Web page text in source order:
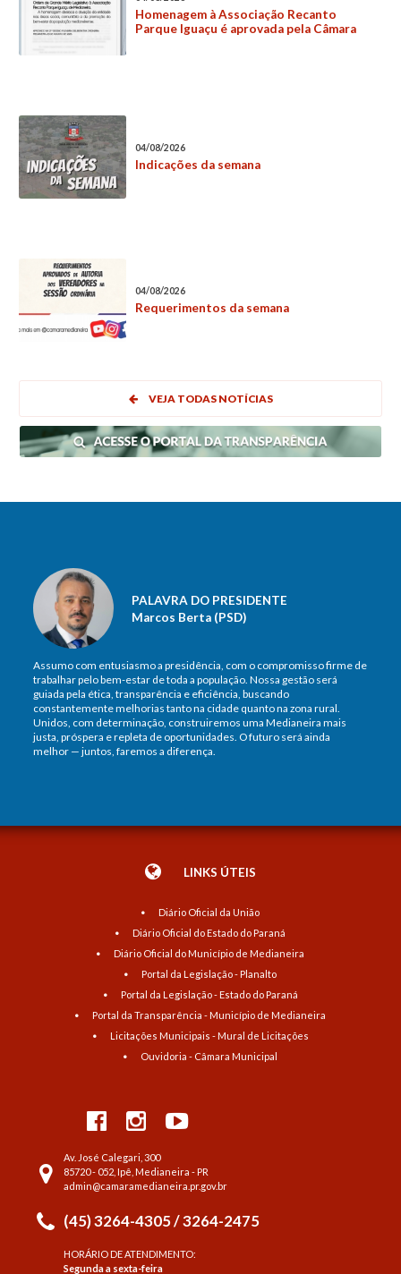
Homenagem à Associação Recanto
Parque Iguaçu é aprovada pela Câmara
04/08/2026
Indicações da semana
04/08/2026
Requerimentos da semana
VEJA TODAS NOTÍCIAS
PALAVRA DO PRESIDENTE
Marcos Berta (PSD)
Assumo com entusiasmo a presidência, com o compromisso firme de
trabalhar pelo bem-estar de toda a população. Nossa gestão será
guiada pela ética, transparência e eficiência, buscando
constantemente melhorias tanto na cidade quanto na zona rural.
Unidos, com determinação, construiremos uma Medianeira mais
justa, próspera e repleta de oportunidades. O futuro será ainda
melhor — juntos, faremos a diferença.
LINKS ÚTEIS
Diário Oficial da União
Diário Oficial do Estado do Paraná
Diário Oficial do Município de Medianeira
Portal da Legislação - Planalto
Portal da Legislação - Estado do Paraná
Portal da Transparência - Município de Medianeira
Licitações Municipais - Mural de Licitações
Ouvidoria - Câmara Municipal
Av. José Calegari, 300
85720 - 052, Ipê, Medianeira - PR
admin@camaramedianeira.pr.gov.br
(45) 3264-4305 / 3264-2475
HORÁRIO DE ATENDIMENTO:
Segunda a sexta-feira